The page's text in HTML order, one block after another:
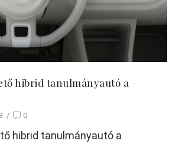
hibrid tanulmányautó a
/ 0
hibrid tanulmányautó a